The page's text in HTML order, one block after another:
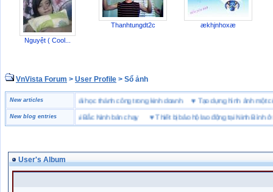
Nguyệt ( Cool...
Thanhtungdt2c ækhjnhoxæ
VnVista Forum > User Profile > Sổ ảnh
New articles
biệt” của Microsoft ♥4 bài học thành công trong kinh doanh ♥Tạo dựng hình ảnh
New blog entries
hiệu giày bảo hộ tại Bắc Ninh bán chạy♥ Thiết bị bảo hộ lao động tại Ninh Bình ở đâu
User's Album